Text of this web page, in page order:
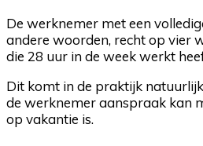
De werknemer met een
andere woorden, recht op vier
die 28 uur in de week werkt
Dit komt in de praktijk
de werknemer aanspraak kan
op vakantie is.